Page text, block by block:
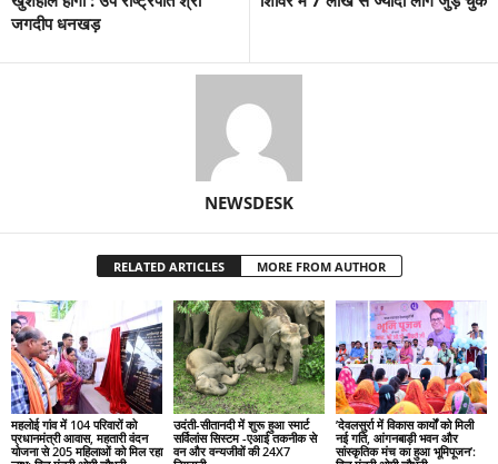
जगदीप धनखड़
NEWSDESK
RELATED ARTICLES MORE FROM AUTHOR
महलोई गांव में 104 परिवारों को
प्रधानमंत्री आवास, महतारी वंदन
योजना से 205 महिलाओं को मिल रहा
उदंती-सीतानदी में शुरू हुआ स्मार्ट
सर्विलांस सिस्टम -एआई तकनीक से
वन और वन्यजीवों की 24X7
’देवलसुर्रा में विकास कार्यों को मिली
नई गति, आंगनबाड़ी भवन और
सांस्कृतिक मंच का हुआ भूमिपूजन’: